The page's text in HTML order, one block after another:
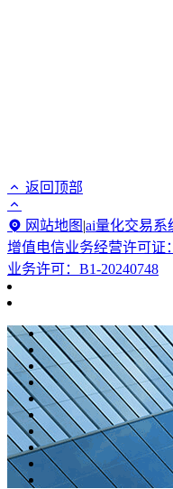
返回顶部
网站地图 |ai量化交易系
增值电信业务经营许可证
业务许可：B1-20240748